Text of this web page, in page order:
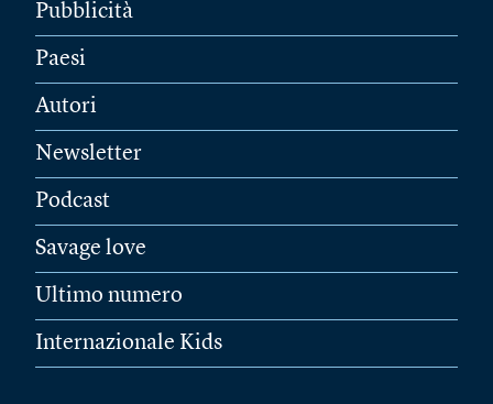
Pubblicità
Paesi
Autori
Newsletter
Podcast
Savage love
Ultimo numero
Internazionale Kids